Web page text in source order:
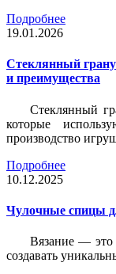
Подробнее
19.01.2026
Стеклянный
и преимущества
Стеклянный
которые
производство
Подробнее
10.12.2025
Чулочные спицы
Вязание — это
создавать